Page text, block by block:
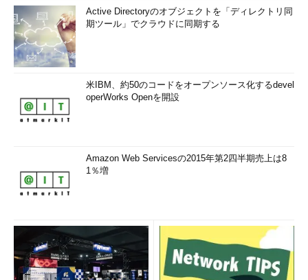
Active Directoryのオブジェクトを「ディレクトリ同
期ツール」でクラウドに同期する
米IBM、約50のコードをオープンソース化するdevel
operWorks Openを開設
Amazon Web Servicesの2015年第2四半期売上は8
1％増